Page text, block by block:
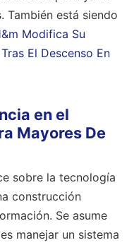
También está siendo
Modifica Su
El Descenso En
en el
Mayores De
sobre la tecnología
construcción
Se asume
manejar un sistema